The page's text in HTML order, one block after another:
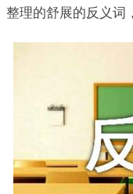
整理的舒展的反义词